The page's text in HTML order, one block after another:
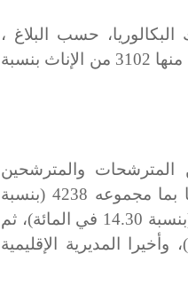
حسب البلاغ ،
فسيجتاز اختباراته 6106 مترشحة ومترشحا من الممدرسين، منها 3102 من الإناث بنسبة
المترشحات والمترشحين
للامتحان الجهوي الموحد للسنة الأولى من سلك البكالوريا بما مجموعه 4238 (بنسبة
69,40 في المائة)، تليها المديرية الإقليمية السمارة ب 873 (بنسبة 14.30 في المائة)، ثم
ب840 (بنسبة 13,76 في المائة)، وأخيرا المديرية الإقليمية